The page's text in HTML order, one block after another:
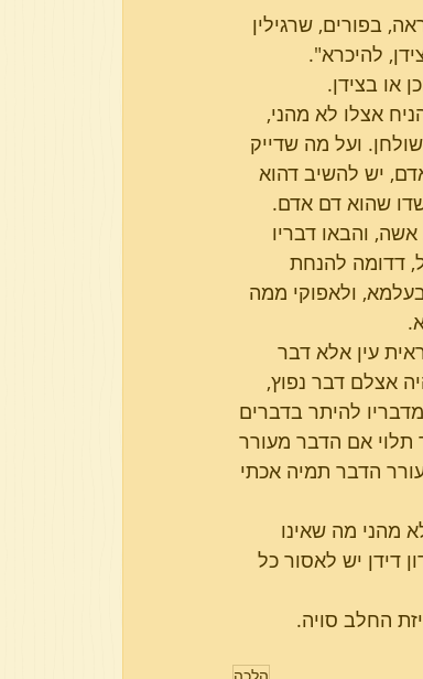
בפורים, שרגילין
להיכרא".
או בצידן.
אצלו לא מהני,
ועל מה שדייק
יש להשיב דהוא
שהוא דם אדם.
והבאו דבריו
דדומה להנחת
ולאפוקי ממה
עין אלא דבר
אצלם דבר נפוץ,
להיתר בדברים
תלוי אם הדבר מעורר
הדבר תמיה אכתי
מהני מה שאינו
דידן יש לאסור כל
החלב סויה.